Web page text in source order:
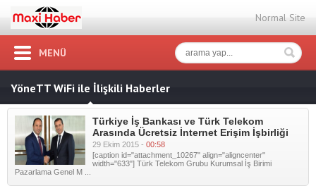
Normal Site
MENÜ
YöneTT WiFi ile İlişkili Haberler
Türkiye İş Bankası ve Türk Telekom
Arasında Ücretsiz İnternet Erişim İşbirliği
29 Ekim 2015 - 00:58
[caption id="attachment_10267" align="aligncenter"
width="633"] Türk Telekom Grubu Kurumsal İş Birimi
Pazarlama Genel M ...